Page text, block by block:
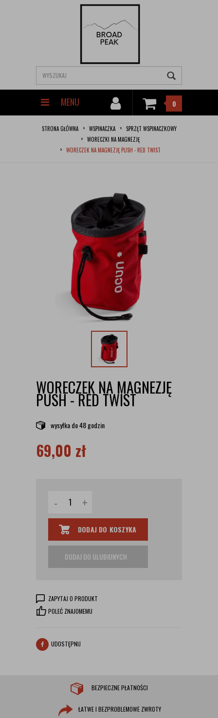
MENU 0
STRONA GŁÓWNA WSPINACZKA
SPRZĘT WSPINACZKOWY
WORECZKI NA MAGNEZJĘ
WORECZEK NA MAGNEZJĘ PUSH - RED TWIST
WORECZEK NA MAGNEZJĘ
PUSH - RED TWIST
wysyłkado 48 godzin
69,00 zł
- +
DODAJ DO KOSZYKA
DODAJ DO ULUBIONYCH
ZAPYTAJ O PRODUKT
POLEĆ ZNAJOMEMU
UDOSTĘPNIJ
BEZPIECZNE PŁATNOŚCI
ŁATWE I BEZPROBLEMOWE ZWROTY